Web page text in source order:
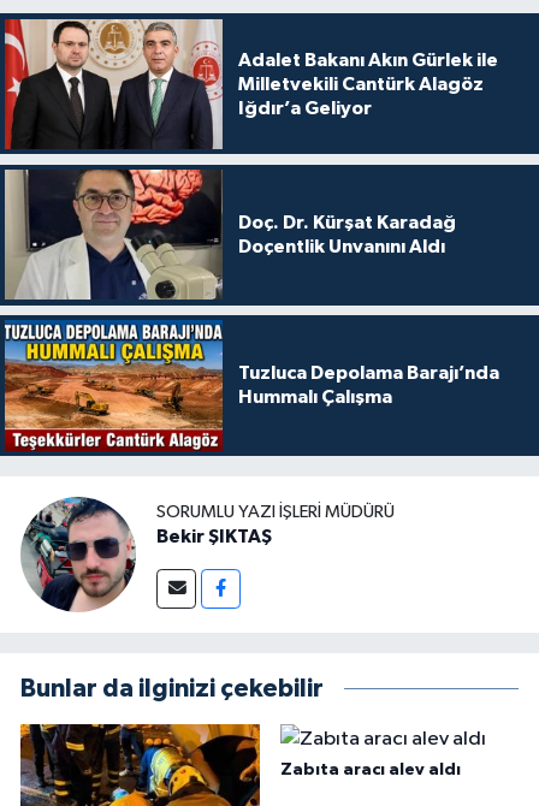
Adalet Bakanı Akın Gürlek ile
Milletvekili Cantürk Alagöz
Iğdır’a Geliyor
Doç. Dr. Kürşat Karadağ
Doçentlik Unvanını Aldı
Tuzluca Depolama Barajı’nda
Hummalı Çalışma
SORUMLU YAZI İŞLERI MÜDÜRÜ
Bekir ŞIKTAŞ
Bunlar da ilginizi çekebilir
Zabıta aracı alev aldı